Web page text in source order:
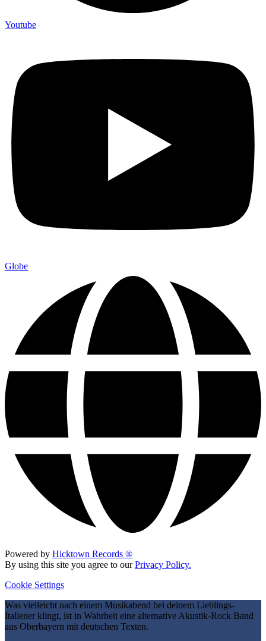
Youtube
Globe
Powered by Hicktown Records ®
By using this site you agree to ourPrivacy Policy.
Cookie Settings
Was vielleicht nach einem Musikabend bei deinem Lieblings-
Italiener klingt, ist in Wahrheit eine alternative Akustik-Rock Band
aus Oberbayern mit deutschen Texten.